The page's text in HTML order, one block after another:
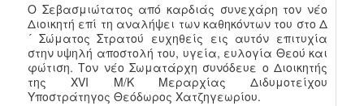
Ο Σεβασμιώτατος από καρδιάς συνεχάρη τον νέο
Διοικητή επί τη αναλήψει των καθηκόντων του στο Δ
´ Σώματος Στρατού ευχηθείς εις αυτόν επιτυχία
στην υψηλή αποστολή του, υγεία, ευλογία Θεού και
φώτιση. Τον νέο Σωματάρχη συνόδευε ο Διοικητής
της XVI M/K Mεραρχίας Διδυμοτείχου
Υποστράτηγος Θεόδωρος Χατζηγεωρίου.